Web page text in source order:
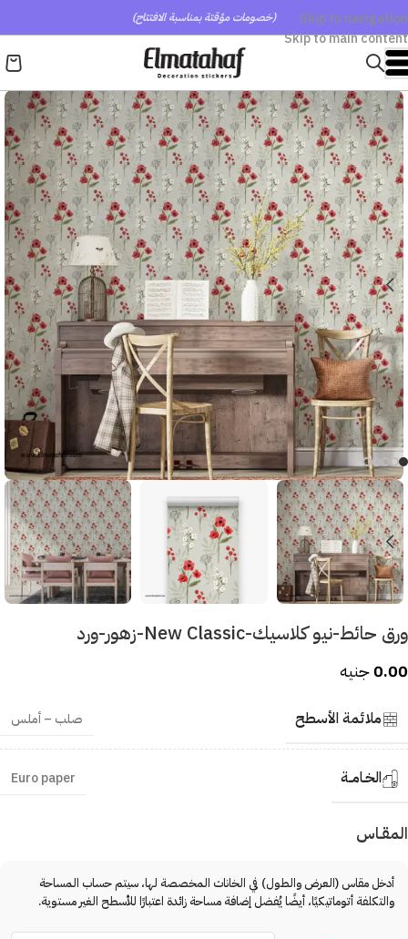
Skip to navigation
Skip to main content
(خصومات مؤقتة بمناسبة الافتتاح)
ورق حائط-نيو كلاسيك-New Classic-زهور-ورد
0.00جنيه
ملائمة الأسطح صلب – أملس
الخـامــة Euro paper
المقـاس
أدخل مقاس (العرض والطول) في الخانات المخصصة لها، سيتم حساب المساحة
والتكلفة أتوماتيكيًا، أيضًا يُفضل إضافة مساحة زائدة اعتبارًا للأسطح الغير مستوية.